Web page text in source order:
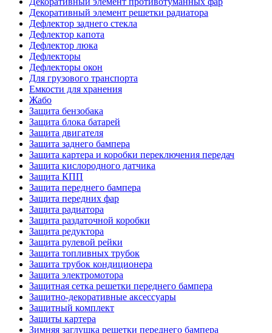
Декоративный элемент решетки радиатора
Дефлектор заднего стекла
Дефлектор капота
Дефлектор люка
Дефлекторы
Дефлекторы окон
Для грузового транспорта
Емкости для хранения
Жабо
Защита бензобака
Защита блока батарей
Защита двигателя
Защита заднего бампера
Защита картера и коробки переключения передач
Защита кислородного датчика
Защита КПП
Защита переднего бампера
Защита передних фар
Защита радиатора
Защита раздаточной коробки
Защита редуктора
Защита рулевой рейки
Защита топливных трубок
Защита трубок кондиционера
Защита электромотора
Защитная сетка решетки переднего бампера
Защитно-декоративные аксессуары
Защитный комплект
Защиты картера
Зимняя заглушка решетки переднего бампера